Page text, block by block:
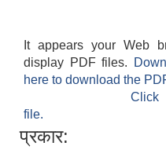
It appears your Web
display PDF files.
here to download the
Click
file.
प्रकार: